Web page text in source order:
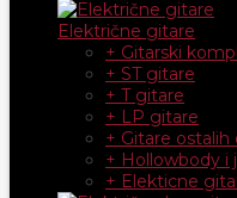
Električne gitare
+ Gitarski
+ ST gitare
+ T gitare
+ LP gitare
+ Gitare ostalih
+ Hollowbody i
+ Elekticne